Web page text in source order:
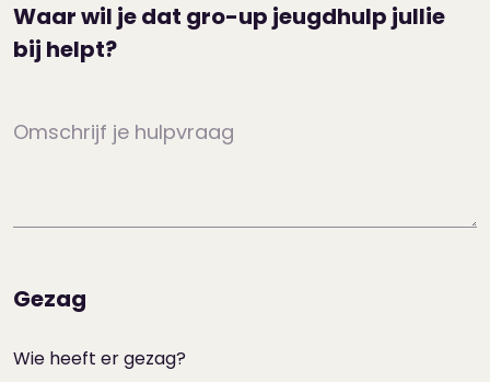
Waar wil je dat gro-up jeugdhulp jullie
bij helpt?
Omschrijf je hulpvraag
Gezag
Wie heeft er gezag?